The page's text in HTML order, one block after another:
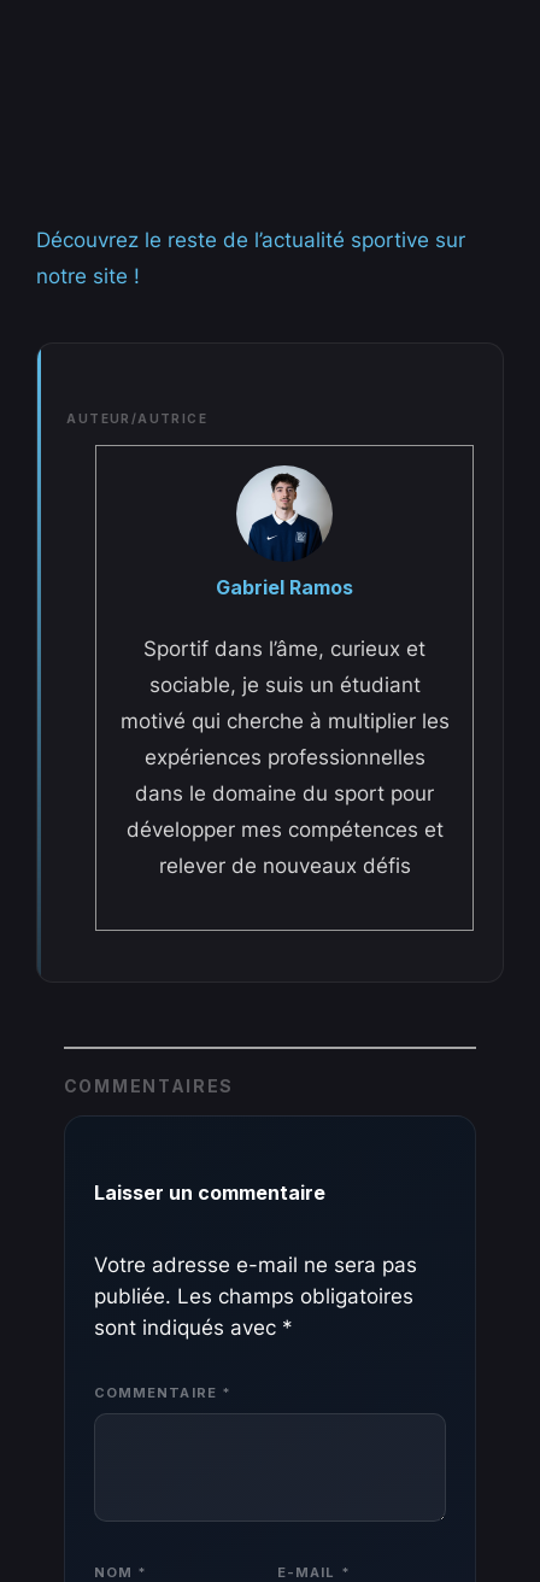
Découvrez le reste de l’actualité sportive sur
notre site !
AUTEUR/AUTRICE
Gabriel Ramos
Sportif dans l’âme, curieux et
sociable, je suis un étudiant
motivé qui cherche à multiplier les
expériences professionnelles
dans le domaine du sport pour
développer mes compétences et
relever de nouveaux défis
COMMENTAIRES
Laisser un commentaire
Votre adresse e-mail ne sera pas
publiée. Les champs obligatoires
sont indiqués avec *
COMMENTAIRE *
NOM * E-MAIL *